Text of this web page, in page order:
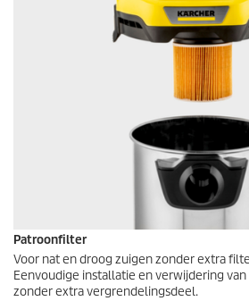
Patroonfilter
Voor nat en droog zuigen zonder extra
Eenvoudige installatie en verwijdering
zonder extra vergrendelingsdeel.